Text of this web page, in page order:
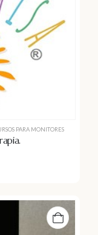
PARA MONITORES